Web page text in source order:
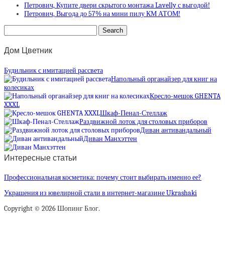
Петрович, Купите двери скрытого монтажа Lavelly с выгодой!
Петрович, Выгода до 57% на мини пилу КМ АТОМ!
Дом Цветник
Будильник с имитацией рассвета
Напольный органайзер для книг на
колесиках
Кресло-мешок GHENTA
XXXL
Шкаф-Пенал-Стеллаж
Раздвижной лоток для столовых приборов
Диван антивандальный
Диван Манхэттен
Интересные статьи
Профессиональная косметика: почему стоит выбирать именно ее?
Украшения из ювелирной стали в интернет-магазине Ukrashaki
Copyright © 2026 Шопинг Блог.